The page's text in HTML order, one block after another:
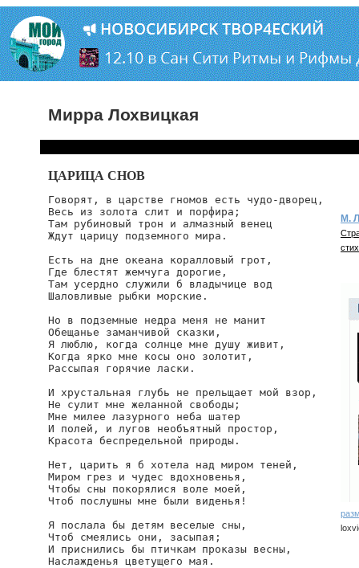
Мирра Лохвицкая
ЦАРИЦА СНОВ
Говорят, в царстве гномов есть чудо-дворец,
Весь из золота слит и порфира;
Там рубиновый трон и алмазный венец
Ждут царицу подземного мира.
Есть на дне океана коралловый грот,
Где блестят жемчуга дорогие,
Там усердно служили б владычице вод
Шаловливые рыбки морские.
Но в подземные недра меня не манит
Обещанье заманчивой сказки,
Я люблю, когда солнце мне душу живит,
Когда ярко мне косы оно золотит,
Рассыпая горячие ласки.
И хрустальная глубь не прельщает мой взор,
Не сулит мне желанной свободы;
Мне милее лазурного неба шатер
И полей, и лугов необъятный простор,
Красота беспредельной природы.
Нет, царить я б хотела над миром теней,
Миром грез и чудес вдохновенья,
Чтобы сны покорялися воле моей,
Чтоб послушны мне были виденья!
Я послала бы детям веселые сны,
Чтоб смеялись они, засыпая;
И приснились бы птичкам проказы весны,
Наслажденья цветущего мая.
М.